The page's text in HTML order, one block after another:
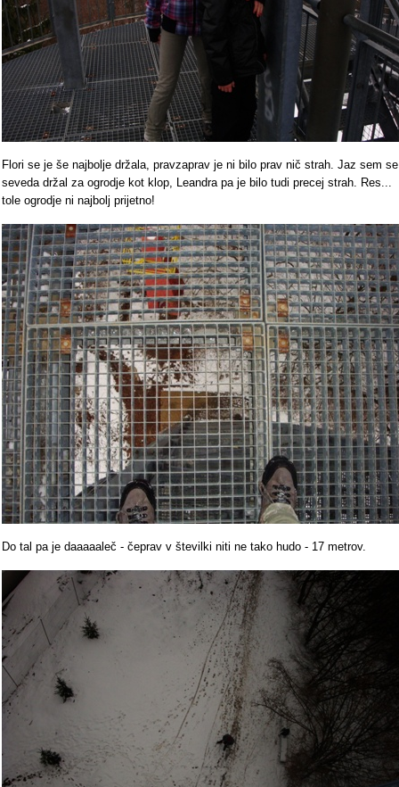
Flori se je še najbolje držala, pravzaprav je ni bilo prav nič strah. Jaz sem se
seveda držal za ogrodje kot klop, Leandra pa je bilo tudi precej strah. Res...
tole ogrodje ni najbolj prijetno!
Do tal pa je daaaaaleč - čeprav v številki niti ne tako hudo - 17 metrov.